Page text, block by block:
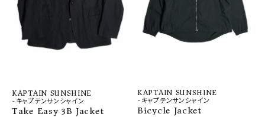
KAPTAIN SUNSHINE
-キャプテンサンシャイン
Take Easy 3B Jacket
KAPTAIN SUNSHINE
-キャプテンサンシャイン
Bicycle Jacket